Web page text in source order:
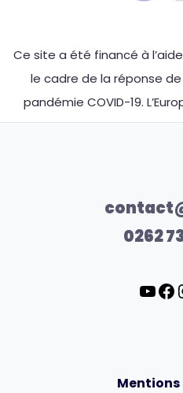
Ce site a été financé à l’aide
le cadre de la réponse de
pandémie COVID-19.
0262